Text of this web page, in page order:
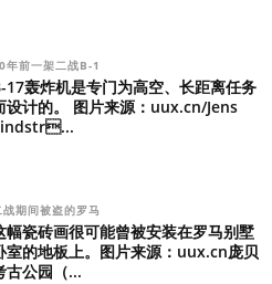
年前一架二战B-1
17轰炸机是专门为高空、长距离任务
设计的。 图片来源：uux.cn/Jens
战期间被盗的罗马
幅瓷砖画很可能曾被安装在罗马别墅
室的地板上。图片来源：uux.cn庞贝
古公园（...